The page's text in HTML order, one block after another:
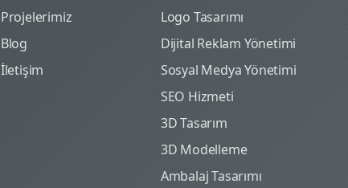
Projelerimiz
Blog
İletişim
Logo Tasarımı
Dijital Reklam Yönetimi
Sosyal Medya Yönetimi
SEO Hizmeti
3D Tasarım
3D Modelleme
Ambalaj Tasarımı